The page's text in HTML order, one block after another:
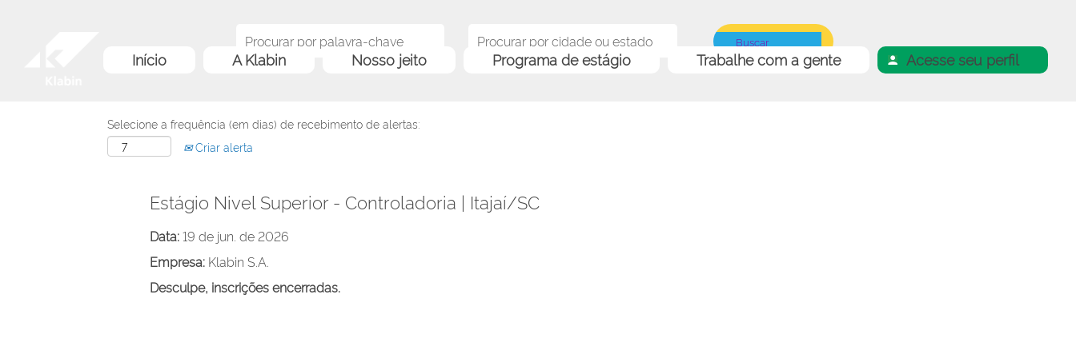
Início A Klabin Nosso jeito Programa de estágio Trabalhe com a gente Acesse seu perfil
Selecione a frequência (em dias) de recebimento de alertas:
Criar alerta
Estágio Nivel Superior - Controladoria | Itajaí/SC
Data:19 de jun. de 2026
Empresa: Klabin S.A.
Desculpe, inscrições encerradas.